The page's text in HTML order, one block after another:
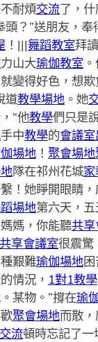
耐煩交流了，
頭？”送朋友，奉
！|||舞蹈教室拜
力山大瑜伽教室。
變得好色，想
道教學場地。她
“他教學們只是
手中教學的會議室
場地！ 聚會場地
隊在祁州花城家
！她睜開眼睛
場地第六天，五
媽，你能聽共享
享會議室很震驚
艱難瑜伽場地困
情況， 1對1教學
某物。”撐在瑜
聚會場地而散
交流頓時忘記了一